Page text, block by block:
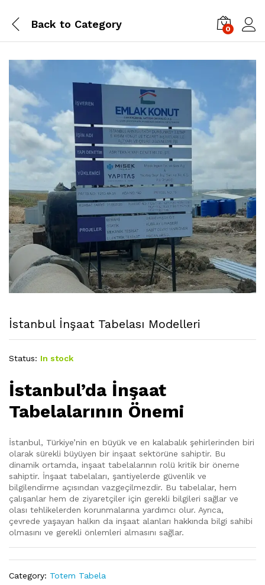
Back to Category 0
İstanbul İnşaat Tabelası Modelleri
Status: In stock
İstanbul’da İnşaat
Tabelalarının Önemi
İstanbul, Türkiye’nin en büyük ve en kalabalık şehirlerinden biri
olarak sürekli büyüyen bir inşaat sektörüne sahiptir. Bu
dinamik ortamda, inşaat tabelalarının rolü kritik bir öneme
sahiptir. İnşaat tabelaları, şantiyelerde güvenlik ve
bilgilendirme açısından vazgeçilmezdir. Bu tabelalar, hem
çalışanlar hem de ziyaretçiler için gerekli bilgileri sağlar ve
olası tehlikelerden korunmalarına yardımcı olur. Ayrıca,
çevrede yaşayan halkın da inşaat alanları hakkında bilgi sahibi
olmasını ve gerekli önlemleri almasını sağlar.
Category: Totem Tabela